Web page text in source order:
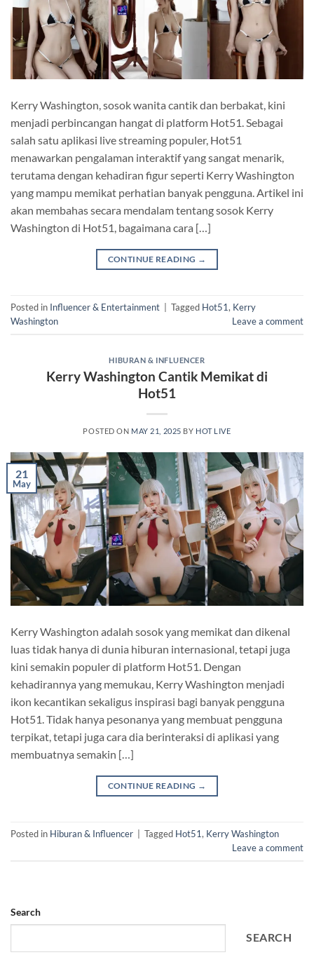
Kerry Washington, sosok wanita cantik dan berbakat, kini
menjadi perbincangan hangat di platform Hot51. Sebagai
salah satu aplikasi live streaming populer, Hot51
menawarkan pengalaman interaktif yang sangat menarik,
terutama dengan kehadiran figur seperti Kerry Washington
yang mampu memikat perhatian banyak pengguna. Artikel ini
akan membahas secara mendalam tentang sosok Kerry
Washington di Hot51, bagaimana cara […]
CONTINUE READING →
Posted in Influencer & Entertainment Tagged Hot51, Kerry
Washington
Leave a comment
HIBURAN & INFLUENCER
Kerry Washington Cantik Memikat di
Hot51
POSTED ON MAY 21, 2025 BY HOT LIVE
21
May
Kerry Washington adalah sosok yang memikat dan dikenal
luas tidak hanya di dunia hiburan internasional, tetapi juga
kini semakin populer di platform Hot51. Dengan
kehadirannya yang memukau, Kerry Washington menjadi
ikon kecantikan sekaligus inspirasi bagi banyak pengguna
Hot51. Tidak hanya pesonanya yang membuat pengguna
terpikat, tetapi juga cara dia berinteraksi di aplikasi yang
membuatnya semakin […]
CONTINUE READING →
Posted in Hiburan & Influencer Tagged Hot51, Kerry Washington
Leave a comment
Search
SEARCH